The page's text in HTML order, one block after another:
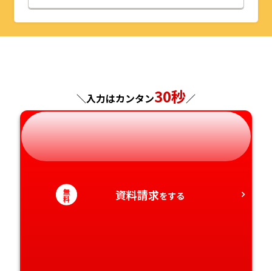
山形県
千葉県
神奈川県
福井県
岐阜県
静岡県
愛知県
京都府
兵庫県
奈良県
和歌山県
島根県
広島県
山口県
徳島県
香川県
福岡県
長崎県
熊本県
大分県
宮崎県
＼入力はカンタン30秒／
無
料 資料請求をする